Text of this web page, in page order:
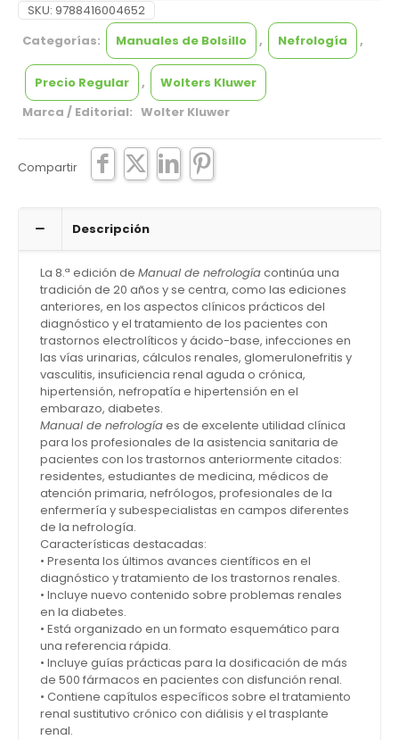
SKU: 9788416004652
Categorías:
Manuales de Bolsillo , Nefrología ,
Precio Regular ,
Wolters Kluwer
Marca / Editorial: Wolter Kluwer
Compartir
Descripción
La 8.ª edición de Manual de nefrologíacontinúa una
tradición de 20 años y se centra, como las ediciones
anteriores, en los aspectos clínicos prácticos del
diagnóstico y el tratamiento de los pacientes con
trastornos electrolíticos y ácido-base, infecciones en
las vías urinarias, cálculos renales, glomerulonefritis y
vasculitis, insuficiencia renal aguda o crónica,
hipertensión, nefropatía e hipertensión en el
embarazo, diabetes.
Manual de nefrologíaes de excelente utilidad clínica
para los profesionales de la asistencia sanitaria de
pacientes con los trastornos anteriormente citados:
residentes, estudiantes de medicina, médicos de
atención primaria, nefrólogos, profesionales de la
enfermería y subespecialistas en campos diferentes
de la nefrología.
Características destacadas:
• Presenta los últimos avances científicos en el
diagnóstico y tratamiento de los trastornos renales.
• Incluye nuevo contenido sobre problemas renales
en la diabetes.
• Está organizado en un formato esquemático para
una referencia rápida.
• Incluye guías prácticas para la dosificación de más
de 500 fármacos en pacientes con disfunción renal.
• Contiene capítulos específicos sobre el tratamiento
renal sustitutivo crónico con diálisis y el trasplante
renal.